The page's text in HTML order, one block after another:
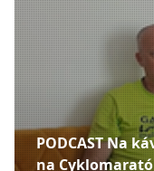
PODCAST Na
na